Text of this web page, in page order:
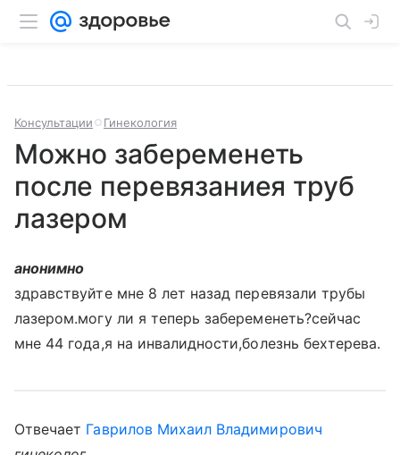
Консультации Гинекология
Можно забеременеть
после перевязаниея труб
лазером
анонимно
здравствуйте мне 8 лет назад перевязали трубы
лазером.могу ли я теперь забеременеть?сейчас
мне 44 года,я на инвалидности,болезнь бехтерева.
Отвечает Гаврилов Михаил Владимирович